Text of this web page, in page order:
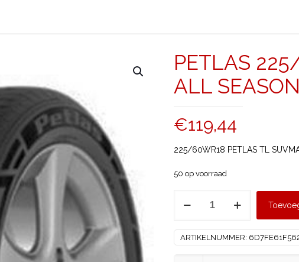
PETLAS
ALL
€119,44
225/60WR18 PETLAS TL
50 op voorraad
SUVMASTER
ARTIKELNUMMER: